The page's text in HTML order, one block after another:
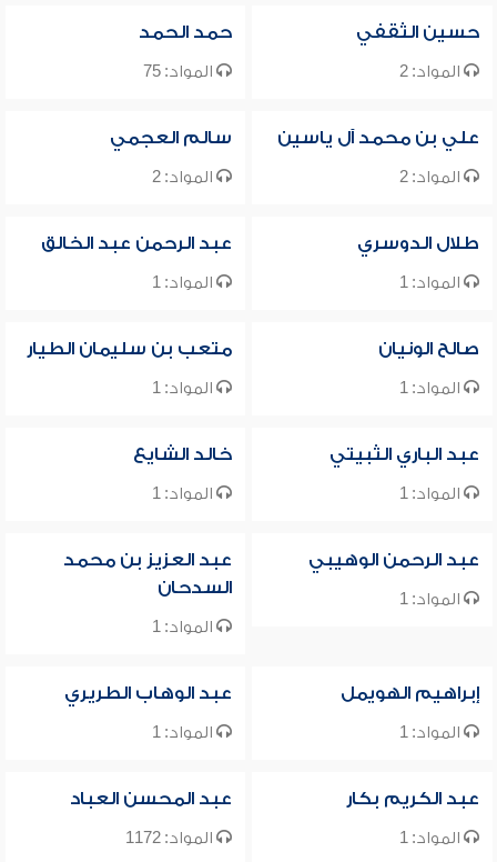
حسين الثقفي
المواد: 2
حمد الحمد
المواد: 75
علي بن محمد آل ياسين
المواد: 2
سالم العجمي
المواد: 2
طلال الدوسري
المواد: 1
عبد الرحمن عبد الخالق
المواد: 1
صالح الونيان
المواد: 1
متعب بن سليمان الطيار
المواد: 1
عبد الباري الثبيتي
المواد: 1
خالد الشايع
المواد: 1
عبد الرحمن الوهيبي
المواد: 1
عبد العزيز بن محمد
السدحان
المواد: 1
إبراهيم الهويمل
المواد: 1
عبد الوهاب الطريري
المواد: 1
عبد الكريم بكار
المواد: 1
عبد المحسن العباد
المواد: 1172